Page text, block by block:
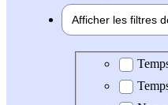
Afficher les filtres
Durée